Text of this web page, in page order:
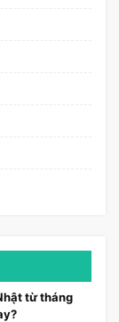
từ tháng